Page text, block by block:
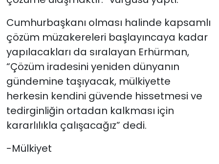
Cumhurbaşkanı olması halinde kapsamlı
çözüm müzakereleri başlayıncaya kadar
yapılacakları da sıralayan Erhürman,
“Çözüm iradesini yeniden dünyanın
gündemine taşıyacak, mülkiyette
herkesin kendini güvende hissetmesi ve
tedirginliğin ortadan kalkması için
kararlılıkla çalışacağız” dedi.
-Mülkiyet